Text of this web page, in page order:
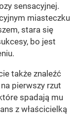
sensacyjnej.
miasteczku
stara się
bo jest
także znaleźć
pierwszy rzut
spadają mu
z właścicielką